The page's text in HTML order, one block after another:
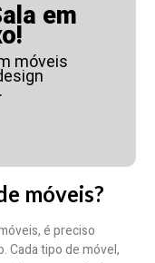
em
móveis
móveis?
é preciso
Cada tipo de móvel,